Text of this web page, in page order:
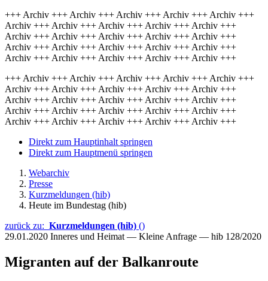
+++ Archiv +++ Archiv +++ Archiv +++ Archiv +++ Archiv +++
Archiv +++ Archiv +++ Archiv +++ Archiv +++ Archiv +++
Archiv +++ Archiv +++ Archiv +++ Archiv +++ Archiv +++
Archiv +++ Archiv +++ Archiv +++ Archiv +++ Archiv +++
Archiv +++ Archiv +++ Archiv +++ Archiv +++ Archiv +++
+++ Archiv +++ Archiv +++ Archiv +++ Archiv +++ Archiv +++
Archiv +++ Archiv +++ Archiv +++ Archiv +++ Archiv +++
Archiv +++ Archiv +++ Archiv +++ Archiv +++ Archiv +++
Archiv +++ Archiv +++ Archiv +++ Archiv +++ Archiv +++
Archiv +++ Archiv +++ Archiv +++ Archiv +++ Archiv +++
Direkt zum Hauptinhalt springen
Direkt zum Hauptmenü springen
Webarchiv
Presse
Kurzmeldungen (hib)
Heute im Bundestag (hib)
zurück zu: Kurzmeldungen (hib) ()
29.01.2020 Inneres und Heimat — Kleine Anfrage — hib 128/2020
Migranten auf der Balkanroute